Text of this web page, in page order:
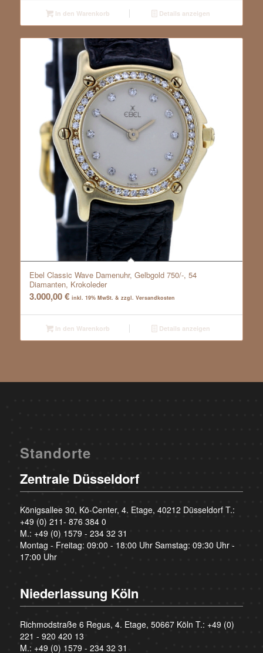
In den Warenkorb Details anzeigen
Ebel Classic Wave Damenuhr, Gelbgold 750/-, 54
Diamanten, Krokoleder
3.000,00€ inkl. 19% MwSt. & zzgl. Versandkosten
In den Warenkorb Details anzeigen
Standorte
Zentrale Düsseldorf
Königsallee 30, Kö-Center, 4. Etage, 40212 Düsseldorf T.:
+49 (0) 211- 876 384 0
M.: +49 (0) 1579 - 234 32 31
Montag - Freitag: 09:00 - 18:00 Uhr Samstag: 09:30 Uhr -
17:00 Uhr
Niederlassung Köln
Richmodstraße 6 Regus, 4. Etage, 50667 Köln T.: +49 (0)
221 - 920 420 13
M.: +49 (0) 1579 - 234 32 31